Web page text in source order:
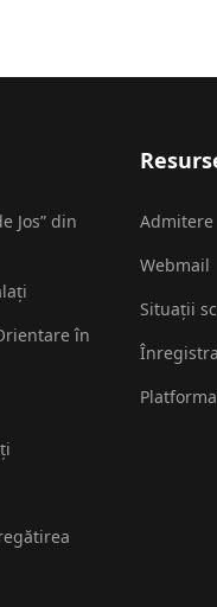
Jos” din
în
Admitere
Webmail
Situații